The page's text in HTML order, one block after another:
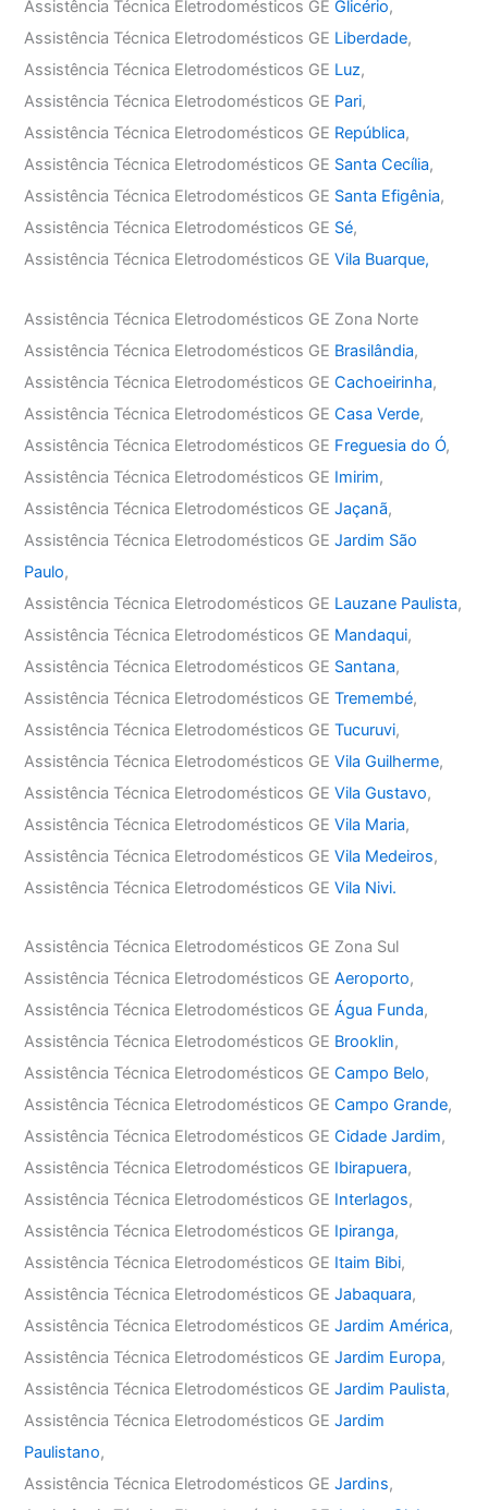
Assistência Técnica Eletrodomésticos GEGlicério,
Assistência Técnica Eletrodomésticos GE Liberdade,
Assistência Técnica Eletrodomésticos GE Luz,
Assistência Técnica Eletrodomésticos GE Pari,
Assistência Técnica Eletrodomésticos GE República,
Assistência Técnica Eletrodomésticos GE Santa Cecília,
Assistência Técnica Eletrodomésticos GE Santa Efigênia,
Assistência Técnica Eletrodomésticos GE Sé,
Assistência Técnica Eletrodomésticos GEVila Buarque,
Assistência Técnica Eletrodomésticos GE Zona Norte
Assistência Técnica Eletrodomésticos GE Brasilândia,
Assistência Técnica Eletrodomésticos GECachoeirinha,
Assistência Técnica Eletrodomésticos GECasa Verde,
Assistência Técnica Eletrodomésticos GE Freguesia do Ó,
Assistência Técnica Eletrodomésticos GE Imirim,
Assistência Técnica Eletrodomésticos GEJaçanã,
Assistência Técnica Eletrodomésticos GEJardim São
Paulo,
Assistência Técnica Eletrodomésticos GE Lauzane Paulista,
Assistência Técnica Eletrodomésticos GE Mandaqui,
Assistência Técnica Eletrodomésticos GE Santana,
Assistência Técnica Eletrodomésticos GETremembé,
Assistência Técnica Eletrodomésticos GETucuruvi,
Assistência Técnica Eletrodomésticos GEVila Guilherme,
Assistência Técnica Eletrodomésticos GEVila Gustavo,
Assistência Técnica Eletrodomésticos GEVila Maria,
Assistência Técnica Eletrodomésticos GEVila Medeiros,
Assistência Técnica Eletrodomésticos GEVila Nivi.
Assistência Técnica Eletrodomésticos GE Zona Sul
Assistência Técnica Eletrodomésticos GEAeroporto,
Assistência Técnica Eletrodomésticos GEÁgua Funda,
Assistência Técnica Eletrodomésticos GE Brooklin,
Assistência Técnica Eletrodomésticos GECampo Belo,
Assistência Técnica Eletrodomésticos GECampo Grande,
Assistência Técnica Eletrodomésticos GECidade Jardim,
Assistência Técnica Eletrodomésticos GE Ibirapuera,
Assistência Técnica Eletrodomésticos GE Interlagos,
Assistência Técnica Eletrodomésticos GE Ipiranga,
Assistência Técnica Eletrodomésticos GE Itaim Bibi,
Assistência Técnica Eletrodomésticos GEJabaquara,
Assistência Técnica Eletrodomésticos GEJardim América,
Assistência Técnica Eletrodomésticos GEJardim Europa,
Assistência Técnica Eletrodomésticos GEJardim Paulista,
Assistência Técnica Eletrodomésticos GEJardim
Paulistano,
Assistência Técnica Eletrodomésticos GEJardins,